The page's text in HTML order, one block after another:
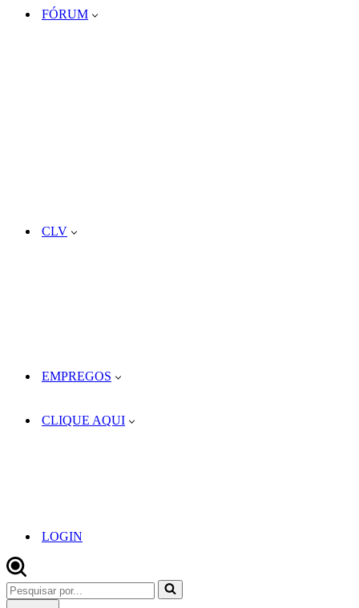
FÓRUM
CLV
EMPREGOS
CLIQUE AQUI
LOGIN
Pesquisar
por...